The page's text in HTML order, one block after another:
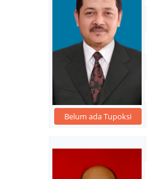
Belum ada Tupoksi